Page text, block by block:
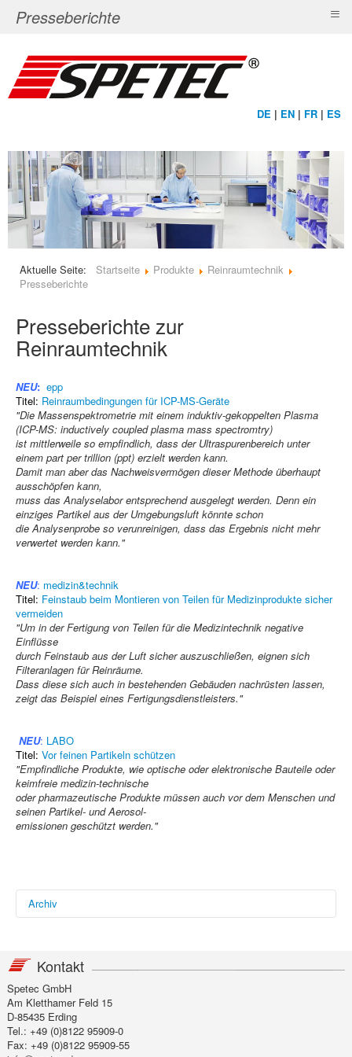
DE | EN | FR | ES
Aktuelle Seite: Startseite Produkte
Reinraumtechnik
Presseberichte
Presseberichte zur
Reinraumtechnik
NEU: epp
Titel: Reinraumbedingungen für ICP-MS-Geräte
"Die Massenspektrometrie mit einem induktiv-gekoppelten Plasma
(ICP-MS: inductively coupled plasma mass spectromtry)
ist mittlerweile so empfindlich, dass der Ultraspurenbereich unter
einem part per trillion (ppt) erzielt werden kann.
Damit man aber das Nachweisvermögen dieser Methode überhaupt
ausschöpfen kann,
muss das Analyselabor entsprechend ausgelegt werden. Denn ein
einziges Partikel aus der Umgebungsluft könnte schon
die Analysenprobe so verunreinigen, dass das Ergebnis nicht mehr
verwertet werden kann."
NEU: medizin&technik
Titel: Feinstaub beim Montieren von Teilen für Medizinprodukte sicher
vermeiden
"Um in der Fertigung von Teilen für die Medizintechnik negative
Einflüsse
durch Feinstaub aus der Luft sicher auszuschließen, eignen sich
Filteranlagen für Reinräume.
Dass diese sich auch in bestehenden Gebäuden nachrüsten lassen,
zeigt das Beispiel eines Fertigungsdienstleisters."
NEU: LABO
Titel: Vor feinen Partikeln schützen
"Empfindliche Produkte, wie optische oder elektronische Bauteile oder
keimfreie medizin-technische
oder pharmazeutische Produkte müssen auch vor dem Menschen und
seinen Partikel- und Aerosol-
emissionen geschützt werden."
Archiv
"Nicht nur auf uns Mesnchen, sondern auch auf
Auswirkungen.
Verschiedene technische Möglichkeiten, eingebunden in ein
Gesamtkonzept, sorgen dafür, dass die Funktion
des Produkts nicht beeinträtchtigt wird."
Kontakt
Spetec GmbH
Am Kletthamer Feld 15
D-85435 Erding
Tel.: +49 (0)8122 95909-0
Fax: +49 (0)8122 95909-55
Presseberichte ≡